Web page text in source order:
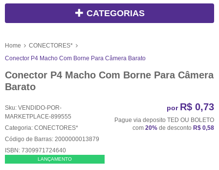
CATEGORIAS
Home
CONECTORES*
Conector P4 Macho Com Borne Para Câmera Barato
Conector P4 Macho Com Borne Para Câmera
Barato
Sku: VENDIDO-POR-
MARKETPLACE-899555
Categoria: CONECTORES*
Código de Barras: 2000000013879
ISBN: 7309971724640
LANÇAMENTO
por R$ 0,73
Pague via deposito TED OU BOLETO
com 20% de desconto R$ 0,58